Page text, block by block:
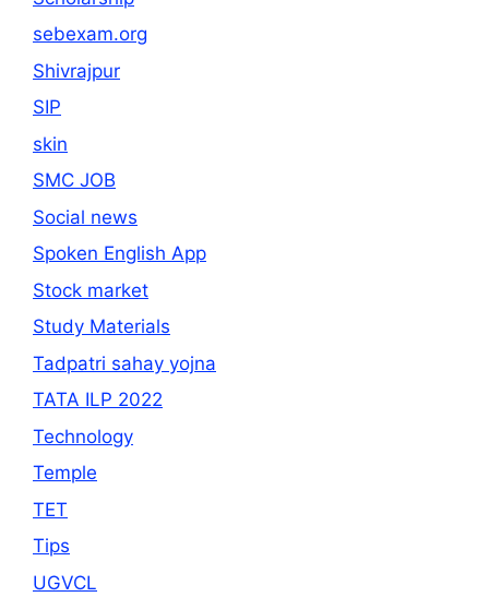
sebexam.org
Shivrajpur
SIP
skin
SMC JOB
Social news
Spoken English App
Stock market
Study Materials
Tadpatri sahay yojna
TATA ILP 2022
Technology
Temple
TET
Tips
UGVCL